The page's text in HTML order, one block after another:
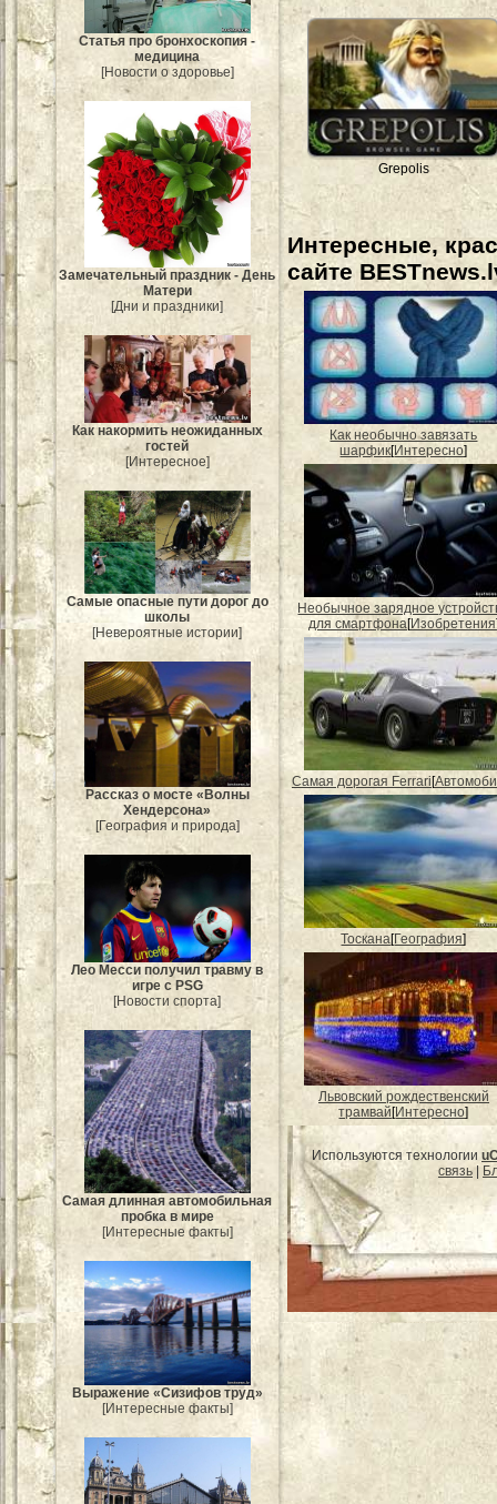
Статья про бронхоскопия -
медицина
[Новости о здоровье]
Замечательный праздник - День
Матери
[Дни и праздники]
Как накормить неожиданных
гостей
[Интересное]
Самые опасные пути дорог до
школы
[Невероятные истории]
Рассказ о мосте «Волны
Хендерсона»
[География и природа]
Лео Месси получил травму в
игре с PSG
[Новости спорта]
Самая длинная автомобильная
пробка в мире
[Интересные факты]
Выражение «Сизифов труд»
[Интересные факты]
Grepolis
Интересные,
сайте
Как необычно завязать
шарфик[Интересно]
Необычное зарядное
для смартфона[Изобретения
Самая дорогая Ferrari [
Тоскана[География]
Львовский рождественский
трамвай [Интересно]
Используются технологии
связь